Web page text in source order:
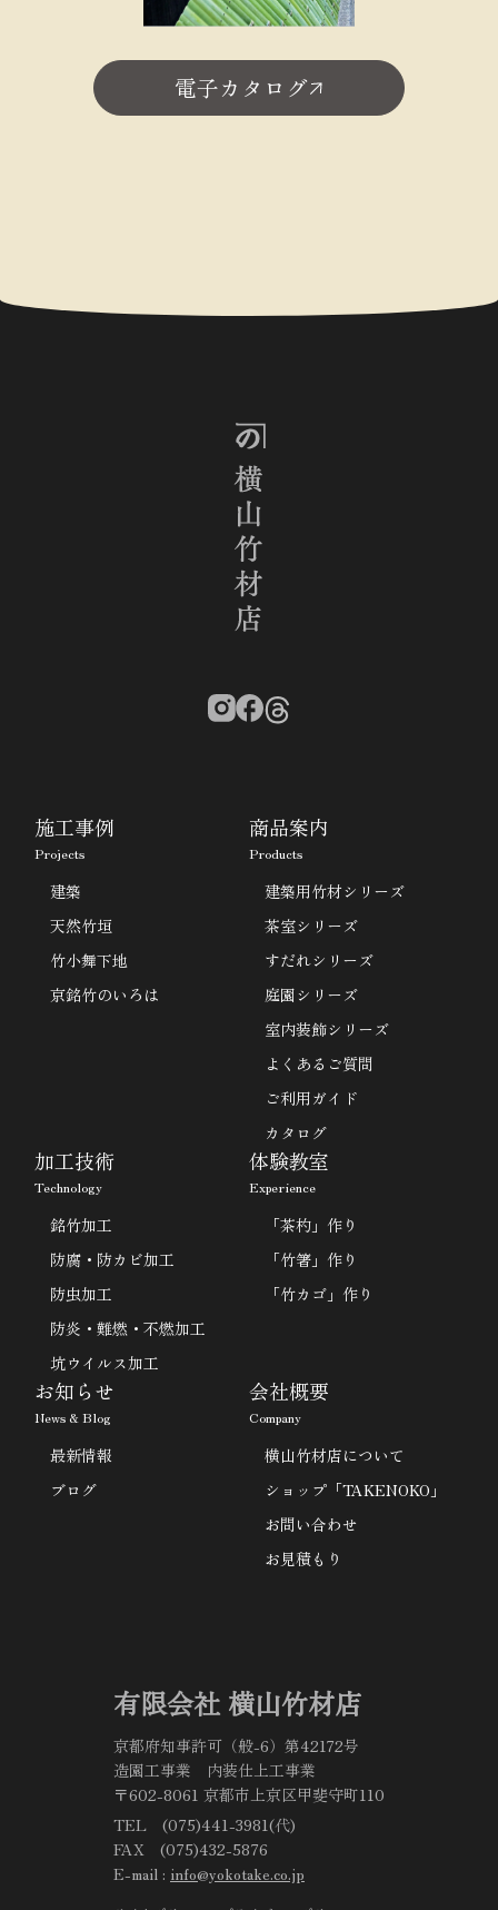
電子カタログ
有限会社 横山竹材店
京都府知事許可（般-6）第42172号
造園工事業 内装仕上工事業
〒602-8061 京都市上京区甲斐守町110
TEL (075)441-3981(代)
FAX (075)432-5876
E-mail : info@yokotake.co.jp
施工事例
Projects
建築
天然竹垣
竹小舞下地
京銘竹のいろは
商品案内
Products
建築用竹材シリーズ
茶室シリーズ
すだれシリーズ
庭園シリーズ
室内装飾シリーズ
よくあるご質問
ご利用ガイド
カタログ
加工技術
Technology
銘竹加工
防腐・防カビ加工
防虫加工
防炎・難燃・不燃加工
坑ウイルス加工
体験教室
Experience
「茶杓」作り
「竹箸」作り
「竹カゴ」作り
お知らせ
News & Blog
最新情報
ブログ
会社概要
Company
横山竹材店について
ショップ「TAKENOKO」
お問い合わせ
お見積もり